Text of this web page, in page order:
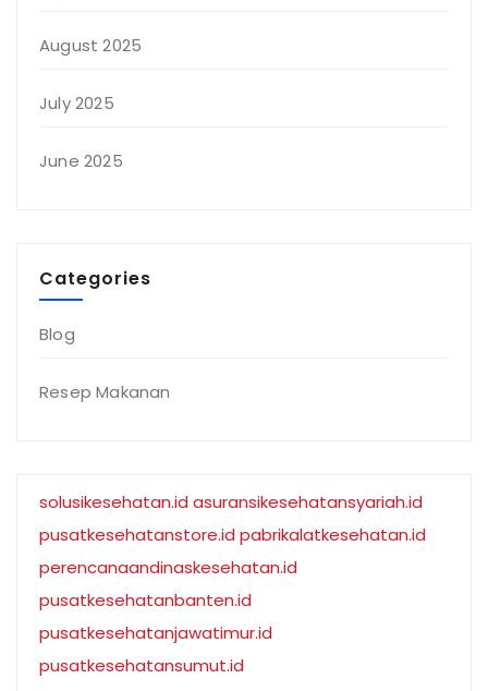
August 2025
July 2025
June 2025
Categories
Blog
Resep Makanan
solusikesehatan.id asuransikesehatansyariah.id
pusatkesehatanstore.id pabrikalatkesehatan.id
perencanaandinaskesehatan.id
pusatkesehatanbanten.id
pusatkesehatanjawatimur.id
pusatkesehatansumut.id